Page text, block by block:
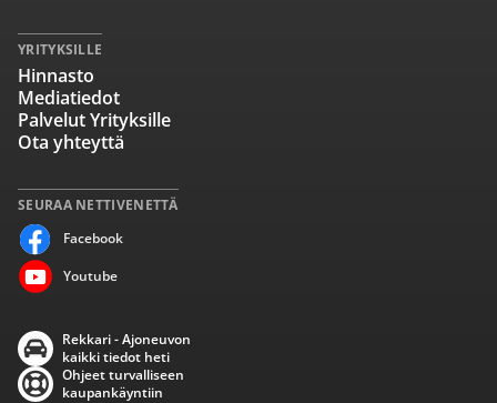
SEURAA NETTIVENETTÄ
Facebook
Youtube
YRITYKSILLE
Hinnasto
Mediatiedot
Palvelut Yrityksille
Ota yhteyttä
Rekkari - Ajoneuvon
kaikki tiedot heti
Ohjeet turvalliseen
kaupankäyntiin